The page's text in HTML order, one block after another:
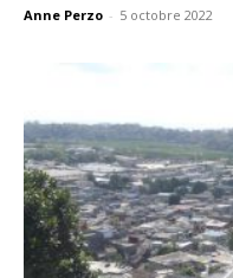
Anne Perzo - 5 octobre 2022